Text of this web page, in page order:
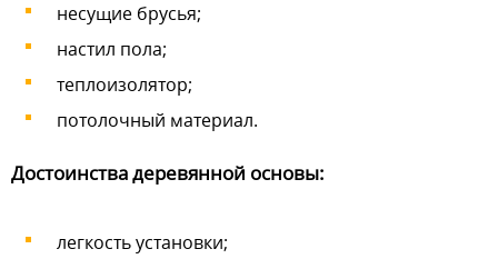
несущие брусья;
настил пола;
теплоизолятор;
потолочный материал.
Достоинства деревянной основы:
легкость установки;